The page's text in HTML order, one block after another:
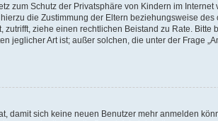
zum Schutz der Privatsphäre von Kindern im
die Zustimmung der Eltern beziehungsweise
ziehe einen rechtlichen Beistand zu Rate.
Art ist; außer solchen, die unter der Frage
damit sich keine neuen Benutzer mehr anmelden